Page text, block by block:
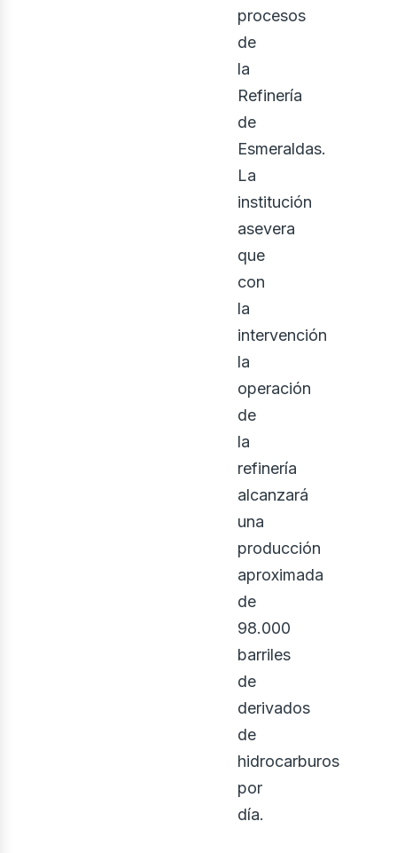
procesos
de
la
Refinería
de
Esmeraldas.
La
institución
asevera
que
con
la
intervención
la
operación
de
la
refinería
alcanzará
una
producción
aproximada
de
98.000
barriles
de
derivados
de
hidrocarburos
por
día.